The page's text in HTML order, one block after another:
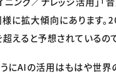
様に拡大傾向にあります
えると予想されているの
にAIの活用はもはや世界